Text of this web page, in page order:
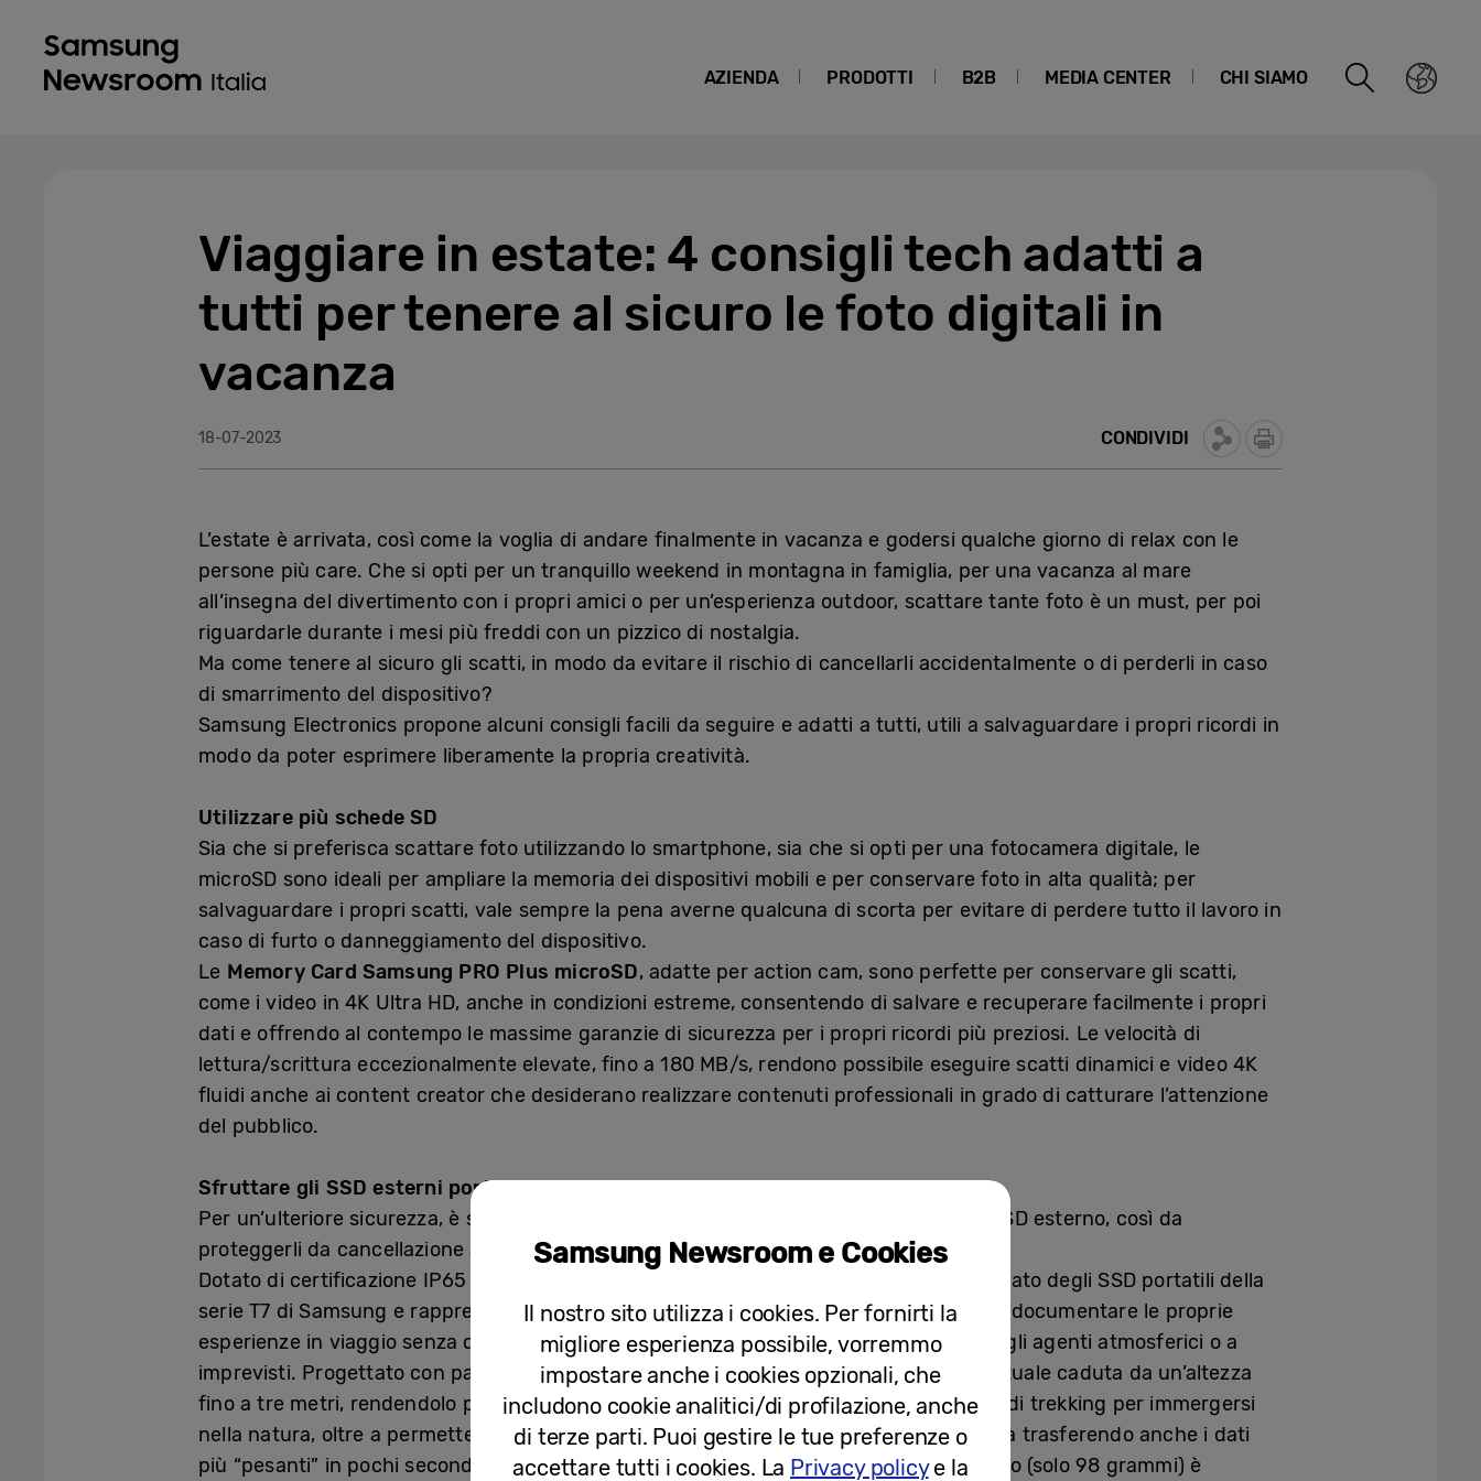
AZIENDA PRODOTTI B2B MEDIA CENTER CHI SIAMO
Viaggiare in estate: 4 consigli tech adatti a
tutti per tenere al sicuro le foto digitali in
vacanza
18-07-2023 CONDIVIDI
L’estate è arrivata, così come la voglia di andare finalmente in vacanza e godersi qualche giorno di relax con le
persone più care. Che si opti per un tranquillo weekend in montagna in famiglia, per una vacanza al mare
all’insegna del divertimento con i propri amici o per un’esperienza outdoor, scattare tante foto è un must, per poi
riguardarle durante i mesi più freddi con un pizzico di nostalgia.
Ma come tenere al sicuro gli scatti, in modo da evitare il rischio di cancellarli accidentalmente o di perderli in caso
di smarrimento del dispositivo?
Samsung Electronics propone alcuni consigli facili da seguire e adatti a tutti, utili a salvaguardare i propri ricordi in
modo da poter esprimere liberamente la propria creatività.
Utilizzare più schede SD
Sia che si preferisca scattare foto utilizzando lo smartphone, sia che si opti per una fotocamera digitale, le
microSD sono ideali per ampliare la memoria dei dispositivi mobili e per conservare foto in alta qualità; per
salvaguardare i propri scatti, vale sempre la pena averne qualcuna di scorta per evitare di perdere tutto il lavoro in
caso di furto o danneggiamento del dispositivo.
Le Memory Card Samsung PRO Plus microSD, adatte per action cam, sono perfette per conservare gli scatti,
come i video in 4K Ultra HD, anche in condizioni estreme, consentendo di salvare e recuperare facilmente i propri
dati e offrendo al contempo le massime garanzie di sicurezza per i propri ricordi più preziosi. Le velocità di
lettura/scrittura eccezionalmente elevate, fino a 180 MB/s, rendono possibile eseguire scatti dinamici e video 4K
fluidi anche ai content creator che desiderano realizzare contenuti professionali in grado di catturare l’attenzione
del pubblico.
Sfruttare gli SSD esterni portatili
Per un’ulteriore sicurezza, è sempre utile caricare i contenuti periodicamente su un SSD esterno, così da
proteggerli da cancellazione accidentale o eventuali danni ai dispositivi.
Dotato di certificazione IP65 e resistente alla polvere e all’acqua,
è l’ultimo nato degli SSD portatili della
serie T7 di Samsung e rappresenta la soluzione ideale per i viaggiatori che desiderano documentare le proprie
esperienze in viaggio senza doversi preoccupare di perderli a causa dell’esposizione agli agenti atmosferici o a
imprevisti. Progettato con particolare cura, T7 Shield resiste agli urti causati dall’eventuale caduta da un’altezza
fino a tre metri, rendendolo perfetto per chi al relax predilige avventurarsi in percorsi di trekking per immergersi
nella natura, oltre a permettere di archiviare i propri file e documenti in tutta sicurezza trasferendo anche i dati
più “pesanti” in pochi secondi. Grazie alle sue dimensioni compatte e al peso contenuto (solo 98 grammi) è
Samsung Newsroom e Cookies
Il nostro sito utilizza i cookies. Per fornirti la
migliore esperienza possibile, vorremmo
impostare anche i cookies opzionali, che
includono cookie analitici/di profilazione, anche
di terze parti. Puoi gestire le tue preferenze o
accettare tutti i cookies. La Privacy policye la